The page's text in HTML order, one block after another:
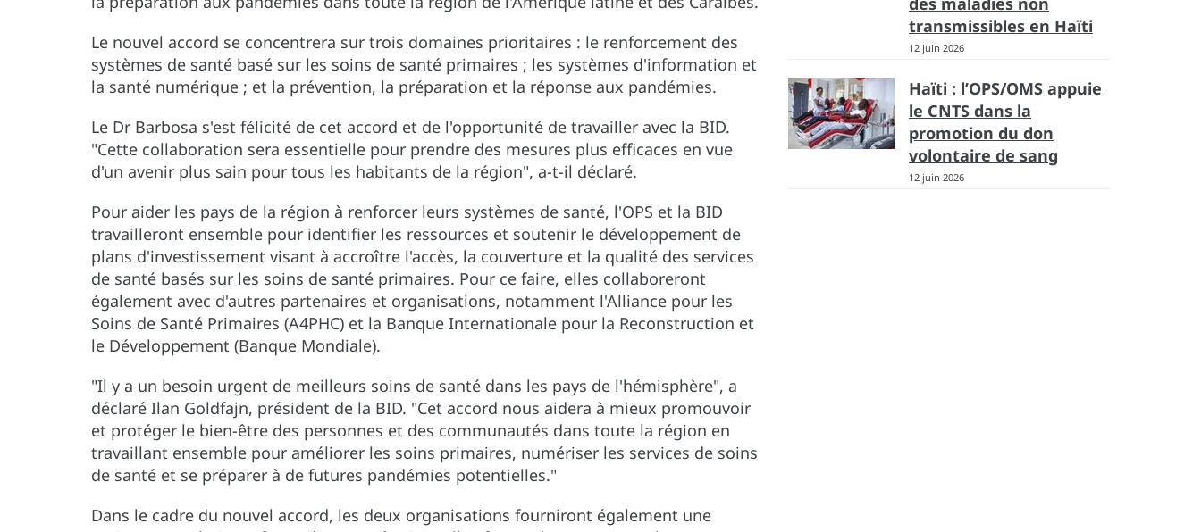
Le nouvel accord se concentrera sur trois domaines prioritaires : le renforcement des
systèmes de santé basé sur les soins de santé primaires ; les systèmes d'information et
la santé numérique ; et la prévention, la préparation et la réponse aux pandémies.
Le Dr Barbosa s'est félicité de cet accord et de l'opportunité de travailler avec la BID.
"Cette collaboration sera essentielle pour prendre des mesures plus efficaces en vue
d'un avenir plus sain pour tous les habitants de la région", a-t-il déclaré.
Pour aider les pays de la région à renforcer leurs systèmes de santé, l'OPS et la BID
travailleront ensemble pour identifier les ressources et soutenir le développement de
plans d'investissement visant à accroître l'accès, la couverture et la qualité des services
de santé basés sur les soins de santé primaires. Pour ce faire, elles collaboreront
également avec d'autres partenaires et organisations, notamment l'Alliance pour les
Soins de Santé Primaires (A4PHC) et la Banque Internationale pour la Reconstruction et
le Développement (Banque Mondiale).
"Il y a un besoin urgent de meilleurs soins de santé dans les pays de l'hémisphère", a
déclaré Ilan Goldfajn, président de la BID. "Cet accord nous aidera à mieux promouvoir
et protéger le bien-être des personnes et des communautés dans toute la région en
travaillant ensemble pour améliorer les soins primaires, numériser les services de soins
de santé et se préparer à de futures pandémies potentielles."
Dans le cadre du nouvel accord, les deux organisations fourniront également une
transmissibles en Haïti
12 juin 2026
Haïti : l’OPS/OMS appuie
le CNTS dans la
promotion du don
volontaire de sang
12 juin 2026